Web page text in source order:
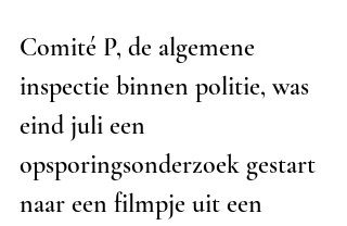
Comité P, de algemene
inspectie binnen politie, was
eind juli een
opsporingsonderzoek gestart
naar een filmpje uit een